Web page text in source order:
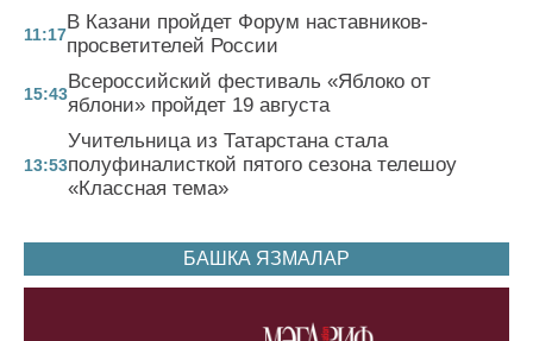
11:17
В Казани пройдет Форум наставников-
просветителей России
15:43
Всероссийский фестиваль «Яблоко от
яблони» пройдет 19 августа
13:53
Учительница из Татарстана стала
полуфиналисткой пятого сезона телешоу
«Классная тема»
БАШКА ЯЗМАЛАР